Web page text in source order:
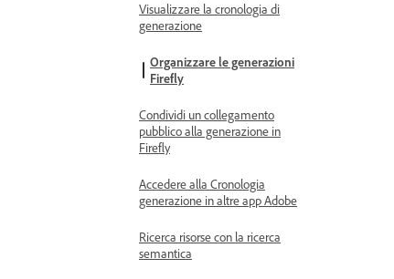
Visualizzare la cronologia di
generazione
Organizzare le generazioni
Firefly
Condividi un collegamento
pubblico alla generazione in
Firefly
Accedere alla Cronologia
generazione in altre app Adobe
Ricerca risorse con la ricerca
semantica